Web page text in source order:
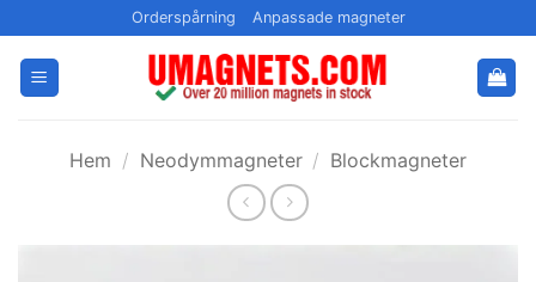
till
innehållet
Orderspårning Anpassade magneter
Hem / Neodymmagneter / Blockmagneter